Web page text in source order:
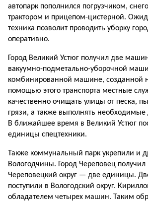
автопарк пополнился погрузчиком,
трактором и прицепом-цистерной.
техника позволит проводить уборку
оперативно.
Город Великий Устюг получил две
вакуумно-подметально-уборочной
комбинированной машине, созданной
помощью этого транспорта местные
качественно очищать улицы от песка,
грязи, а также выполнять
В ближайшее время в Великий Устюг
единицы спецтехники.
Также коммунальный парк укрепили и
Вологодчины. Город Череповец
Череповецкий округ — две единицы.
поступили в Вологодский округ.
обладателем четырех машин. Таким